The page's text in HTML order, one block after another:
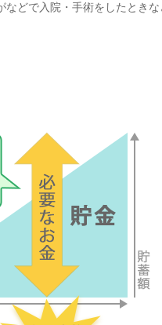
などで入院・手術をしたとき